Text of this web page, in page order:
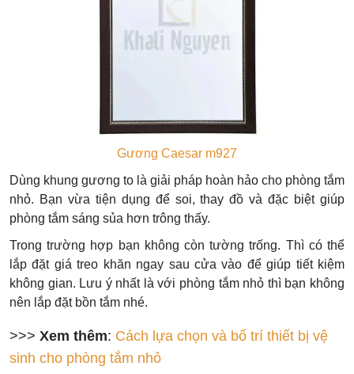
Gương Caesar m927
Dùng khung gương to là giải pháp hoàn hảo cho phòng tắm
nhỏ. Bạn vừa tiện dụng để soi, thay đồ và đặc biệt giúp
phòng tắm sáng sủa hơn trông thấy.
Trong trường hợp bạn không còn tường trống. Thì có thể
lắp đặt giá treo khăn ngay sau cửa vào để giúp tiết kiệm
không gian. Lưu ý nhất là với phòng tắm nhỏ thì bạn không
nên lắp đặt bồn tắm nhé.
>>> Xem thêm: Cách lựa chọn và bố trí thiết bị vệ
sinh cho phòng tắm nhỏ